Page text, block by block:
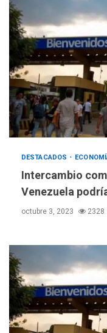
DESTACADOS
Intercambio
Venezuela
octubre 3, 2023 2328